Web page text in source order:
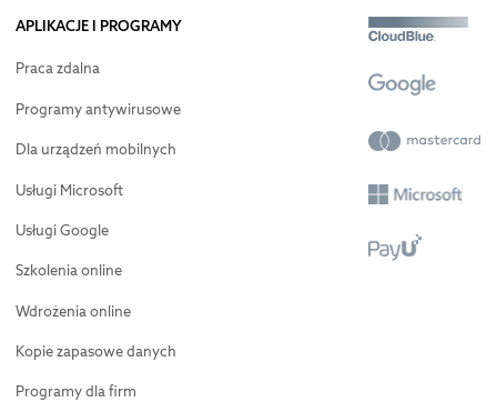
APLIKACJE I PROGRAMY
Praca zdalna
Programy antywirusowe
Dla urządzeń mobilnych
Usługi Microsoft
Usługi Google
Szkolenia online
Wdrożenia online
Kopie zapasowe danych
Programy dla firm